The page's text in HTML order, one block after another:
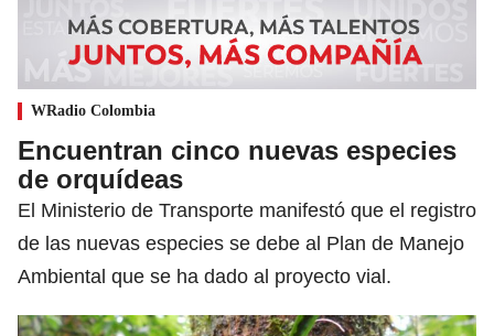
WRadio Colombia
Encuentran cinco nuevas especies
de orquídeas
El Ministerio de Transporte manifestó que el registro
de las nuevas especies se debe al Plan de Manejo
Ambiental que se ha dado al proyecto vial.